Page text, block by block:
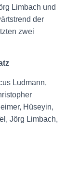
Limbach und
der
zwei
Ludmann,
Hüseyin,
Jörg Limbach,